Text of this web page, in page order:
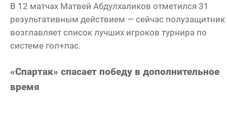
В 12 матчах Матвей Абдулхаликов отметился 31
результативным действием — сейчас полузащитник
возглавляет список лучших игроков турнира по
системе гол+пас.
«Спартак» спасает победу в дополнительное
время